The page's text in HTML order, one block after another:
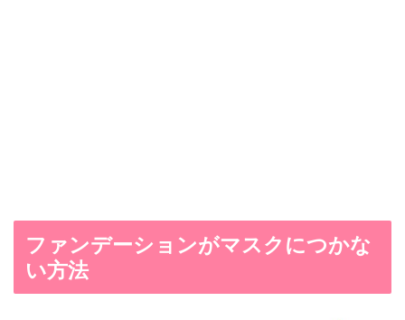
ファンデーションがマスクにつかな
い方法